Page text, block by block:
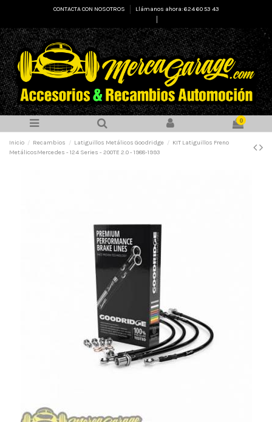
CONTACTA CON NOSOTROS
Llámanos ahora: 624 60 53 43
0
Inicio Recambios Latiguillos Metálicos Goodridge
KIT Latiguillos Freno
MetálicosMercedes - 124 Series - 200TE 2.0 - 1988-1993